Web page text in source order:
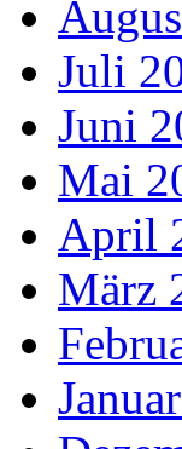
Juli
Juni
Mai
April
März